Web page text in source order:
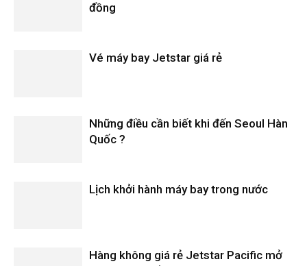
đồng
Vé máy bay Jetstar giá rẻ
Những điều cần biết khi đến Seoul Hàn
Quốc ?
Lịch khởi hành máy bay trong nước
Hàng không giá rẻ Jetstar Pacific mở